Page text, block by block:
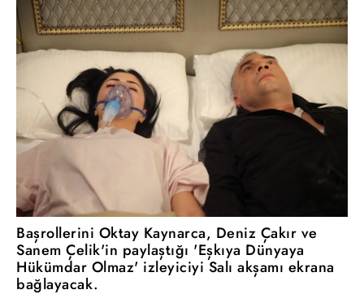
Başrollerini Oktay Kaynarca, Deniz Çakır ve
Sanem Çelik'in paylaştığı 'Eşkıya Dünyaya
Hükümdar Olmaz' izleyiciyi Salı akşamı ekrana
bağlayacak.